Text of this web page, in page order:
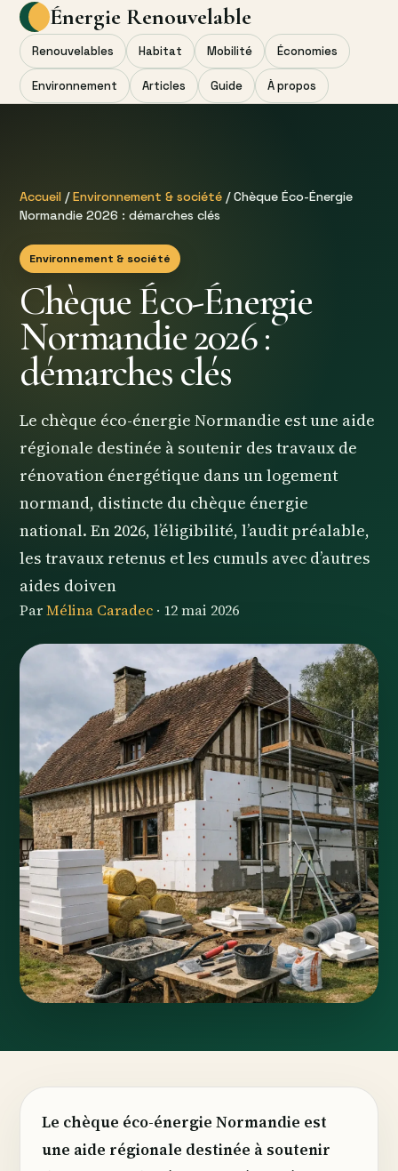
Énergie Renouvelable
Renouvelables Habitat Mobilité Économies
Environnement Articles Guide À propos
Accueil /Environnement & société / Chèque Éco-Énergie
Normandie 2026 : démarches clés
Environnement & société
Chèque Éco-Énergie
Normandie 2026 :
démarches clés
Le chèque éco-énergie Normandie est une aide
régionale destinée à soutenir des travaux de
rénovation énergétique dans un logement
normand, distincte du chèque énergie
national. En 2026, l’éligibilité, l’audit préalable,
les travaux retenus et les cumuls avec d’autres
aides doiven
ParMélina Caradec · 12 mai 2026
Le chèque éco-énergie Normandie est
une aide régionale destinée à soutenir